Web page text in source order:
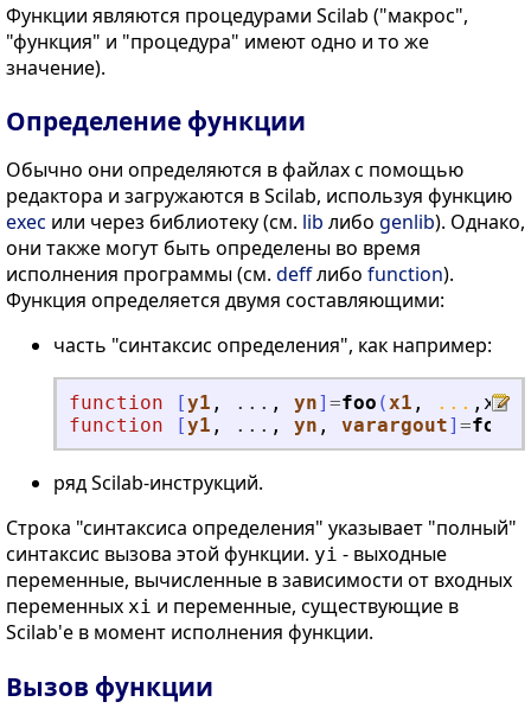
Функции являются процедурами Scilab ("макрос",
"функция" и "процедура" имеют одно и то же
значение).
Определение функции
Обычно они определяются в файлах с помощью
редактора и загружаются в Scilab, используя функцию
exec или через библиотеку (см. lib либо genlib). Однако,
они также могут быть определены во время
исполнения программы (см. deffлибо function).
Функция определяется двумя составляющими:
часть "синтаксис определения", как например:
function [y1 , ... , yn] =foo (x1 , ... , xm)
function
[y1 , ... , yn , varargout] =foo
ряд Scilab-инструкций.
Строка "синтаксиса определения" указывает "полный"
синтаксис вызова этой функции. yi - выходные
переменные, вычисленные в зависимости от входных
переменных xi и переменные, существующие в
Scilab'е в момент исполнения функции.
Вызов функции